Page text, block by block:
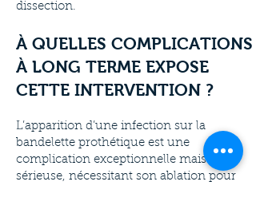
dissection.
À QUELLES COMPLICATIONS
À LONG TERME EXPOSE
CETTE INTERVENTION ?
L’apparition d’une infection sur la
bandelette prothétique est une
complication exceptionnelle mais très
sérieuse, nécessitant son ablation pour